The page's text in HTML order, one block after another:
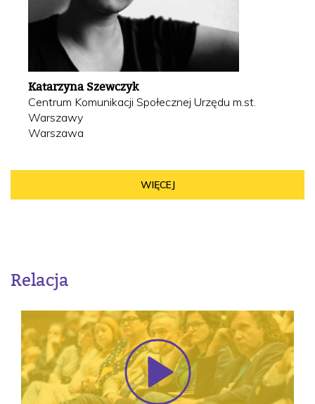
Katarzyna Szewczyk
Centrum Komunikacji Społecznej Urzędu m.st.
Warszawy
Warszawa
WIĘCEJ
Relacja